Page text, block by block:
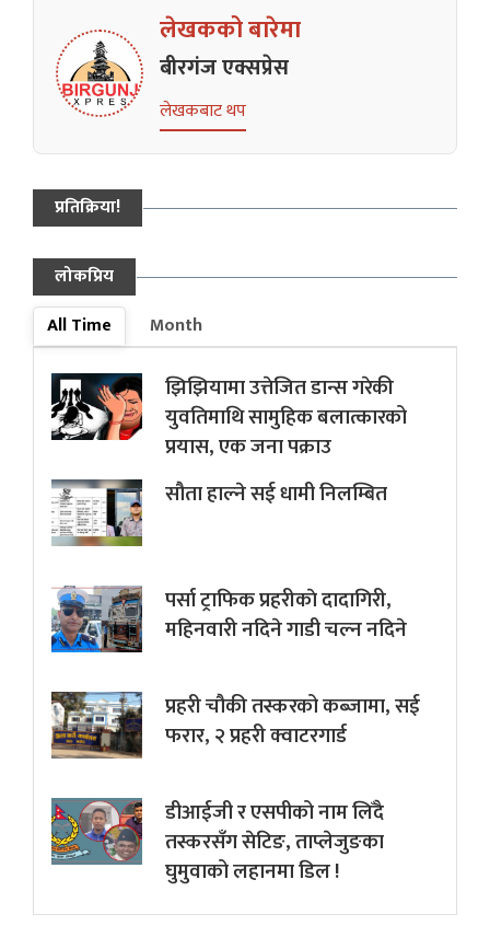
लेखकको बारेमा
बीरगंज एक्सप्रेस
लेखकबाट थप
प्रतिक्रिया!
लोकप्रिय
All Time
Month
झिझियामा उत्तेजित डान्स गरेकी
युवतिमाथि सामुहिक बलात्कारको
प्रयास, एक जना पक्राउ
सौता हाल्ने सई धामी निलम्बित
पर्सा ट्राफिक प्रहरीकाे दादागिरी,
महिनवारी नदिने गाडी चल्न नदिने
प्रहरी चौकी तस्करको कब्जामा, सई
फरार, २ प्रहरी क्वाटरगार्ड
डीआईजी र एसपीको नाम लिँदै
तस्करसँग सेटिङ, ताप्लेजुङका
घुमुवाको लहानमा डिल !